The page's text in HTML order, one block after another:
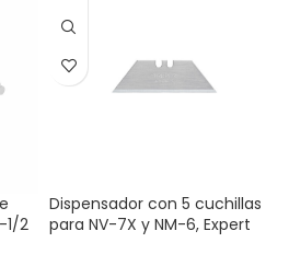
1/2
Dispensador con 5 cuchillas
para NV-7X y NM-6, Expert